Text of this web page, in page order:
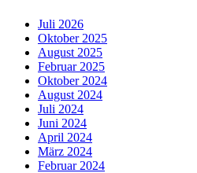
Juli 2026
Oktober 2025
August 2025
Februar 2025
Oktober 2024
August 2024
Juli 2024
Juni 2024
April 2024
März 2024
Februar 2024